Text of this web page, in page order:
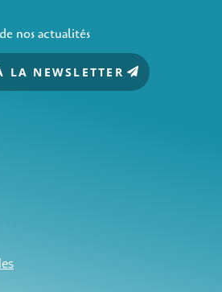
nos actualités
LA NEWSLETTER